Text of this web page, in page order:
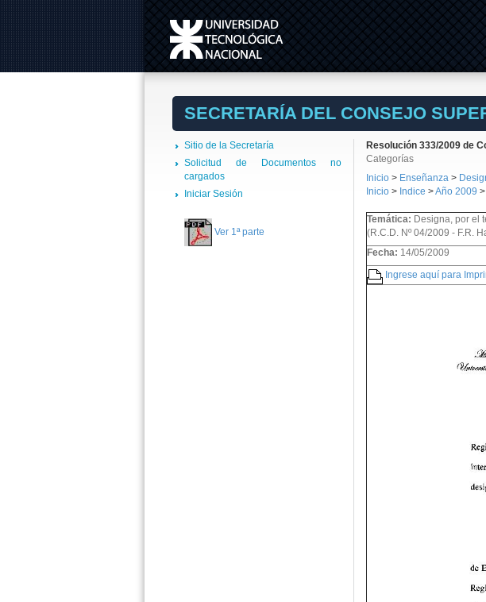
SECRETARÍA DEL CONSEJO
Sitio de la Secretaría
Solicitud de Documentos no
cargados
Iniciar Sesión
Ver 1ª parte
Resolución 333/2009 de
Categorías
Inicio> Enseñanza >
Inicio> Indice >Año 2009 >
Temática: Designa, por el
(R.C.D. Nº 04/2009 - F.R.
Fecha: 14/05/2009
Ingrese aquí para